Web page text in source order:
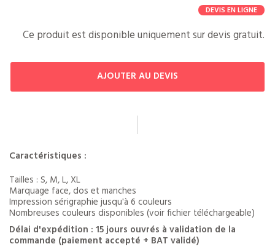
DEVIS EN LIGNE
Ce produit est disponible uniquement sur devis gratuit.
AJOUTER AU DEVIS
Caractéristiques :
Tailles : S, M, L, XL
Marquage face, dos et manches
Impression sérigraphie jusqu'à 6 couleurs
Nombreuses couleurs disponibles (voir fichier téléchargeable)
Délai d'expédition : 15 jours ouvrés à validation de la
commande (paiement accepté + BAT validé)